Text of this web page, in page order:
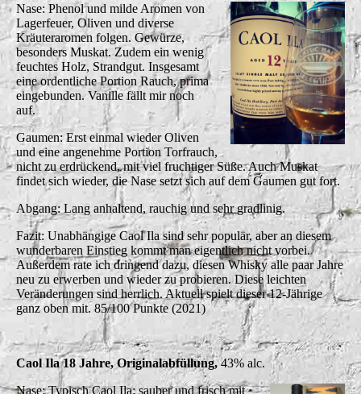
Nase: Phenol und milde Aromen von
Lagerfeuer, Oliven und diverse
Kräuteraromen folgen. Gewürze,
besonders Muskat. Zudem ein wenig
feuchtes Holz, Strandgut. Insgesamt
eine ordentliche Portion Rauch, prima
eingebunden. Vanille fällt mir noch
auf.
Gaumen: Erst einmal wieder Oliven
und eine angenehme Portion Torfrauch,
nicht zu erdrückend, mit viel fruchtiger Süße. Auch Muskat
findet sich wieder, die Nase setzt sich auf dem Gaumen gut fort.
Abgang: Lang anhaltend, rauchig und sehr gradlinig.
Fazit: Unabhängige Caol Ila sind sehr populär, aber an diesem
wunderbaren Einstieg kommt man eigentlich nicht vorbei.
Außerdem rate ich dringend dazu, diesen Whisky alle paar Jahre
neu zu erwerben und wieder zu probieren. Diese leichten
Veränderungen sind herrlich. Aktuell spielt dieser 12-Jährige
ganz oben mit. 85/100 Punkte (2021)
Caol Ila 18 Jahre, Originalabfüllung,43% alc.
Nase: Typisch Caol Ila: sauber und frisch mit